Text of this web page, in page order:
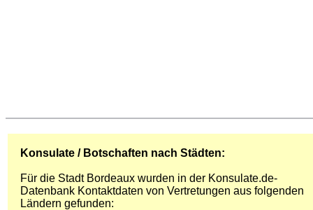
Konsulate / Botschaften nach Städten:
Für die Stadt Bordeaux wurden in der Konsulate.de-
Datenbank Kontaktdaten von Vertretungen aus folgenden
Ländern gefunden: